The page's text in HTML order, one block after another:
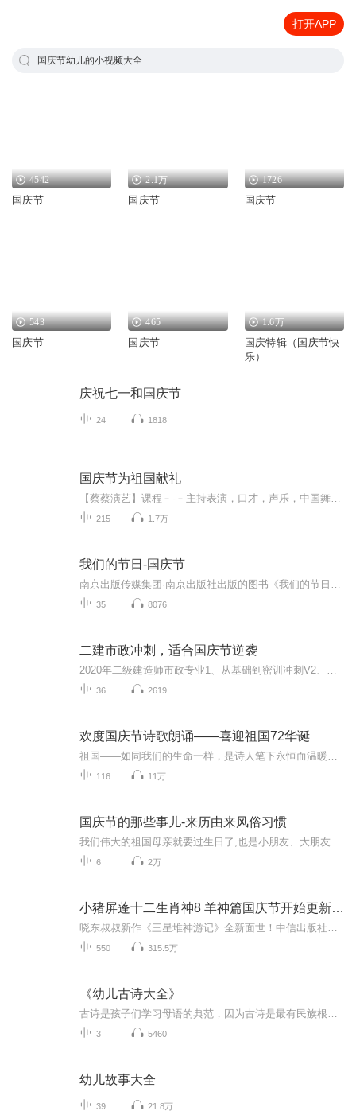
打开APP
国庆节幼儿的小视频大全
4542
国庆节
2.1万
国庆节
1726
国庆节
543
国庆节
465
国庆节
1.6万
国庆特辑（国庆节快
乐）
庆祝七一和国庆节
24 1818
国庆节为祖国献礼
215 1.7万
我们的节日-国庆节
35 8076
二建市政冲刺，适合国庆节逆袭
36 2619
欢度国庆节诗歌朗诵——喜迎祖国72华诞
116 11万
国庆节的那些事儿-来历由来风俗习惯
6 2万
小猪屏蓬十二生肖神8 羊神篇国庆节开始更新啦！
550 315.5万
《幼儿古诗大全》
3 5460
幼儿故事大全
39 21.8万